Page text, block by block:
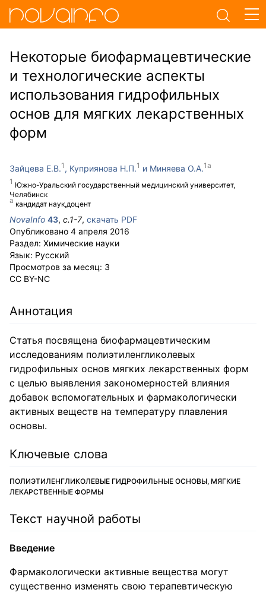
Некоторые биофармацевтические
и технологические аспекты
использования гидрофильных
основ для мягких лекарственных
форм
Зайцева Е.В.
Южно-Уральский государственный медицинский университет,
Челябинск
Куприянова Н.П. Миняева О.А.
кандидат наук,доцент
NovaInfo 43, с.1-7, скачать PDF
Опубликовано 4 апреля 2016
Раздел: Химические науки
Язык: Русский
Просмотров за месяц: 3
CC BY-NC
Аннотация
Статья посвящена биофармацевтическим
исследованиям полиэтиленгликолевых
гидрофильных основ мягких лекарственных форм
с целью выявления закономерностей влияния
добавок вспомогательных и фармакологически
активных веществ на температуру плавления
основы.
Ключевые слова
ПОЛИЭТИЛЕНГЛИКОЛЕВЫЕ ГИДРОФИЛЬНЫЕ ОСНОВЫ, МЯГКИЕ
ЛЕКАРСТВЕННЫЕ ФОРМЫ
Текст научной работы
Введение
Фармакологически активные вещества могут
существенно изменять свою терапевтическую